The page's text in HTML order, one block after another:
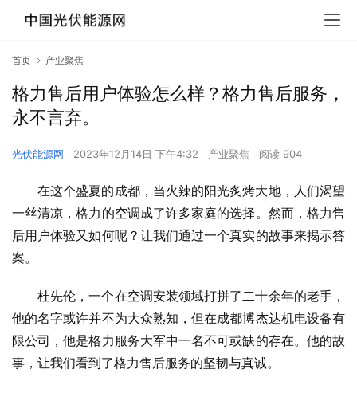
首页 产业聚焦
格力售后用户体验怎么样？格力售后服务，
永不言弃。
光伏能源网 2023年12月14日 下午4:32 产业聚焦 阅读 904
在这个盛夏的成都，当火辣的阳光炙烤大地，人们渴望
一丝清凉，格力的空调成了许多家庭的选择。然而，格力售
后用户体验又如何呢？让我们通过一个真实的故事来揭示答
案。
杜先伦，一个在空调安装领域打拼了二十余年的老手，
他的名字或许并不为大众熟知，但在成都博杰达机电设备有
限公司，他是格力服务大军中一名不可或缺的存在。他的故
事，让我们看到了格力售后服务的坚韧与真诚。